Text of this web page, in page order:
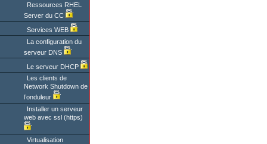
Ressources RHEL
Server du CC
Services WEB
La configuration du
serveur DNS
Le serveur DHCP
Les clients de
Network Shutdown de
l’onduleur
Installer un serveur
web avec ssl (https)
Virtualisation